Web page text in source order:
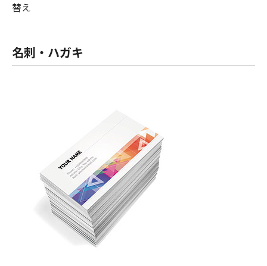
替え
名刺・ハガキ